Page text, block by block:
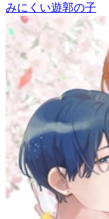
みにくい遊郭の子